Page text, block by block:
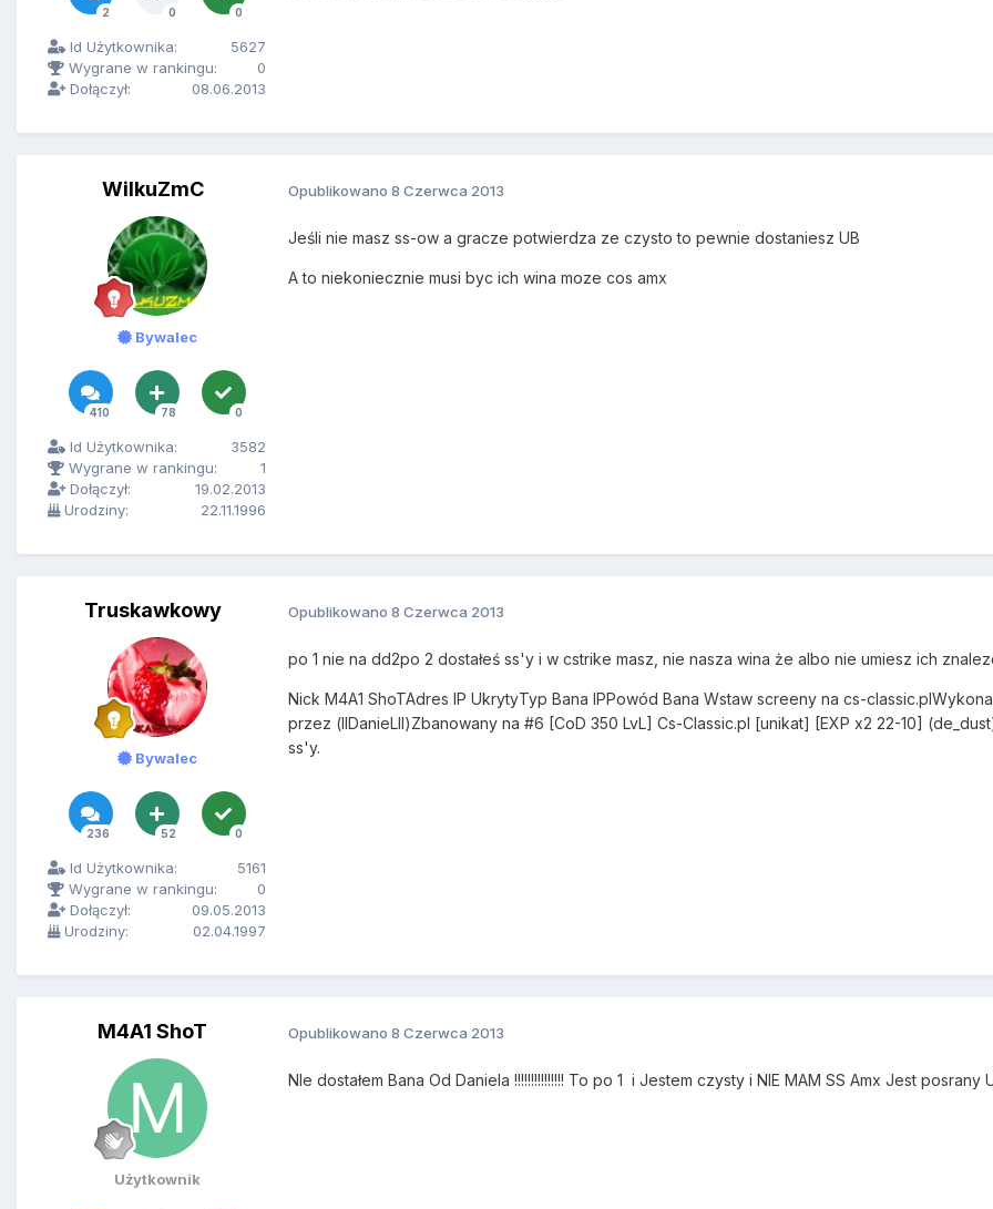
2 0 0
Id Użytkownika:
5627
Wygrane w rankingu:
0
Dołączył:
08.06.2013
WilkuZmC
Bywalec
410 78 0
Id Użytkownika:
3582
Wygrane w rankingu:
1
Dołączył:
19.02.2013
Urodziny:
22.11.1996
Opublikowano 8 Czerwca 2013
Jeśli nie masz ss-ow a gracze potwierdza ze czysto to pewnie dostaniesz UB
A to niekoniecznie musi byc ich wina moze cos amx
Truskawkowy
Bywalec
236 52 0
Id Użytkownika:
5161
Wygrane w rankingu:
0
Dołączył:
09.05.2013
Urodziny:
02.04.1997
Opublikowano 8 Czerwca 2013
po 1 nie na dd2po 2 dostałeś ss'y i w cstrike masz, nie nasza wina że albo nie umiesz ich
Nick M4A1 ShoTAdres IP UkrytyTyp Bana IPPowód Bana Wstaw screeny na cs-
przez (llDanieLll)Zbanowany na #6 [CoD 350 LvL] Cs-Classic.pl [unikat] [EXP x2 22-10]
ss'y.
M4A1 ShoT
Użytkownik
Opublikowano 8 Czerwca 2013
NIe dostałem Bana Od Daniela !!!!!!!!!!!!!!! To po 1 i Jestem czysty i NIE MAM SS Amx Jest posrany